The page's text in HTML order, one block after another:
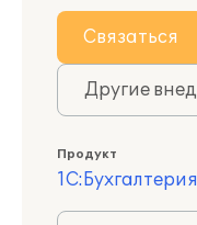
Связаться
Другие
Продукт